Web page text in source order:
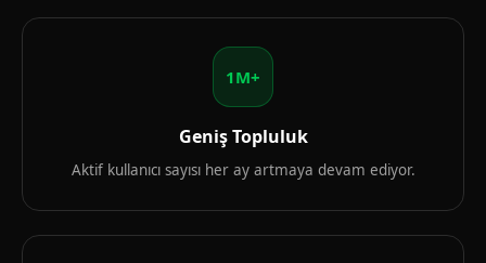
1M+
Geniş Topluluk
Aktif kullanıcı sayısı her ay artmaya devam ediyor.